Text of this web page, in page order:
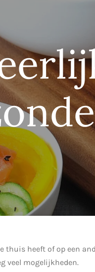
thuis heeft of op een
veel mogelijkheden.